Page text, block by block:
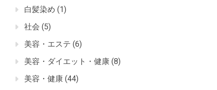
白髪染め (1)
社会 (5)
美容・エステ (6)
美容・ダイエット・健康 (8)
美容・健康 (44)